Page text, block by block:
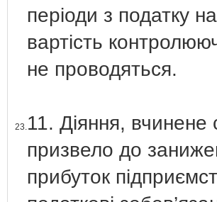
періоди з податку
вартість
не проводяться.
23.11. Діяння,
призвело до
прибуток